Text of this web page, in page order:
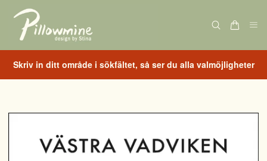
Skriv in ditt område i sökfältet, så ser du alla valmöjligheter